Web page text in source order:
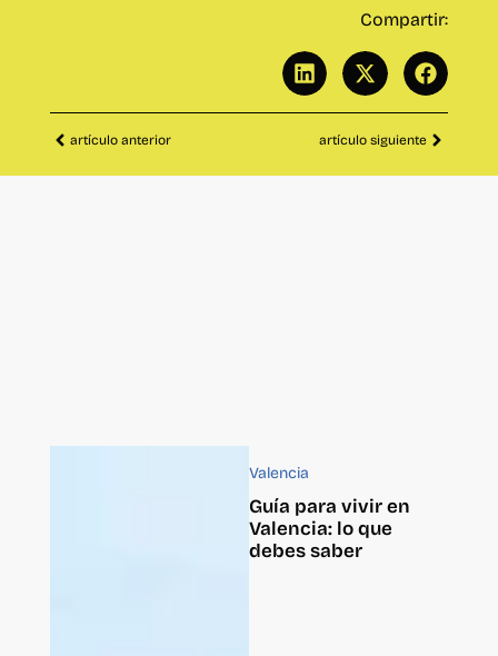
Compartir:
artículo anterior artículo siguiente
Valencia
Guía para vivir en
Valencia: lo que
debes saber